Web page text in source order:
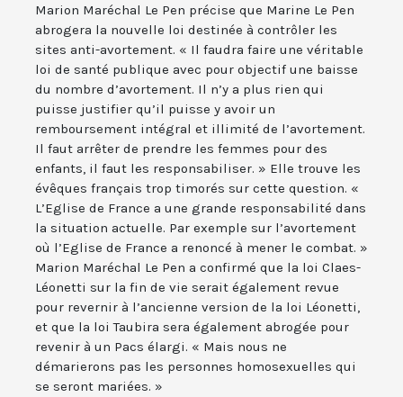
Marion Maréchal Le Pen précise que Marine Le Pen
abrogera la nouvelle loi destinée à contrôler les
sites anti-avortement. « Il faudra faire une véritable
loi de santé publique avec pour objectif une baisse
du nombre d’avortement. Il n’y a plus rien qui
puisse justifier qu’il puisse y avoir un
remboursement intégral et illimité de l’avortement.
Il faut arrêter de prendre les femmes pour des
enfants, il faut les responsabiliser. » Elle trouve les
évêques français trop timorés sur cette question. «
L’Eglise de France a une grande responsabilité dans
la situation actuelle. Par exemple sur l’avortement
où l’Eglise de France a renoncé à mener le combat. »
Marion Maréchal Le Pen a confirmé que la loi Claes-
Léonetti sur la fin de vie serait également revue
pour revernir à l’ancienne version de la loi Léonetti,
et que la loi Taubira sera également abrogée pour
revenir à un Pacs élargi. « Mais nous ne
démarierons pas les personnes homosexuelles qui
se seront mariées. »